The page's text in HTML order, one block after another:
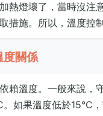
熱燈壞了，當時沒注
措施。所以，溫度控
度關係
賴溫度。一般來說，
如果溫度低於15°C